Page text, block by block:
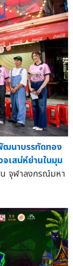
ฒนาบรรทัดทอง
เสน่ห์ย่านในมุม
จุฬาลงกรณ์มหา